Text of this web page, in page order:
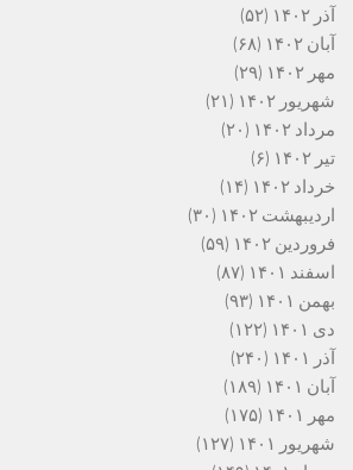
آذر ۱۴۰۲
(۵۲)
آبان ۱۴۰۲
(۶۸)
مهر ۱۴۰۲
(۲۹)
شهریور ۱۴۰۲
(۲۱)
مرداد ۱۴۰۲
(۲۰)
تیر ۱۴۰۲
(۶)
خرداد ۱۴۰۲
(۱۴)
اردیبهشت ۱۴۰۲
(۳۰)
فروردین ۱۴۰۲
(۵۹)
اسفند ۱۴۰۱
(۸۷)
بهمن ۱۴۰۱
(۹۳)
دی ۱۴۰۱
(۱۲۲)
آذر ۱۴۰۱
(۲۴۰)
آبان ۱۴۰۱
(۱۸۹)
مهر ۱۴۰۱
(۱۷۵)
شهریور ۱۴۰۱
(۱۲۷)